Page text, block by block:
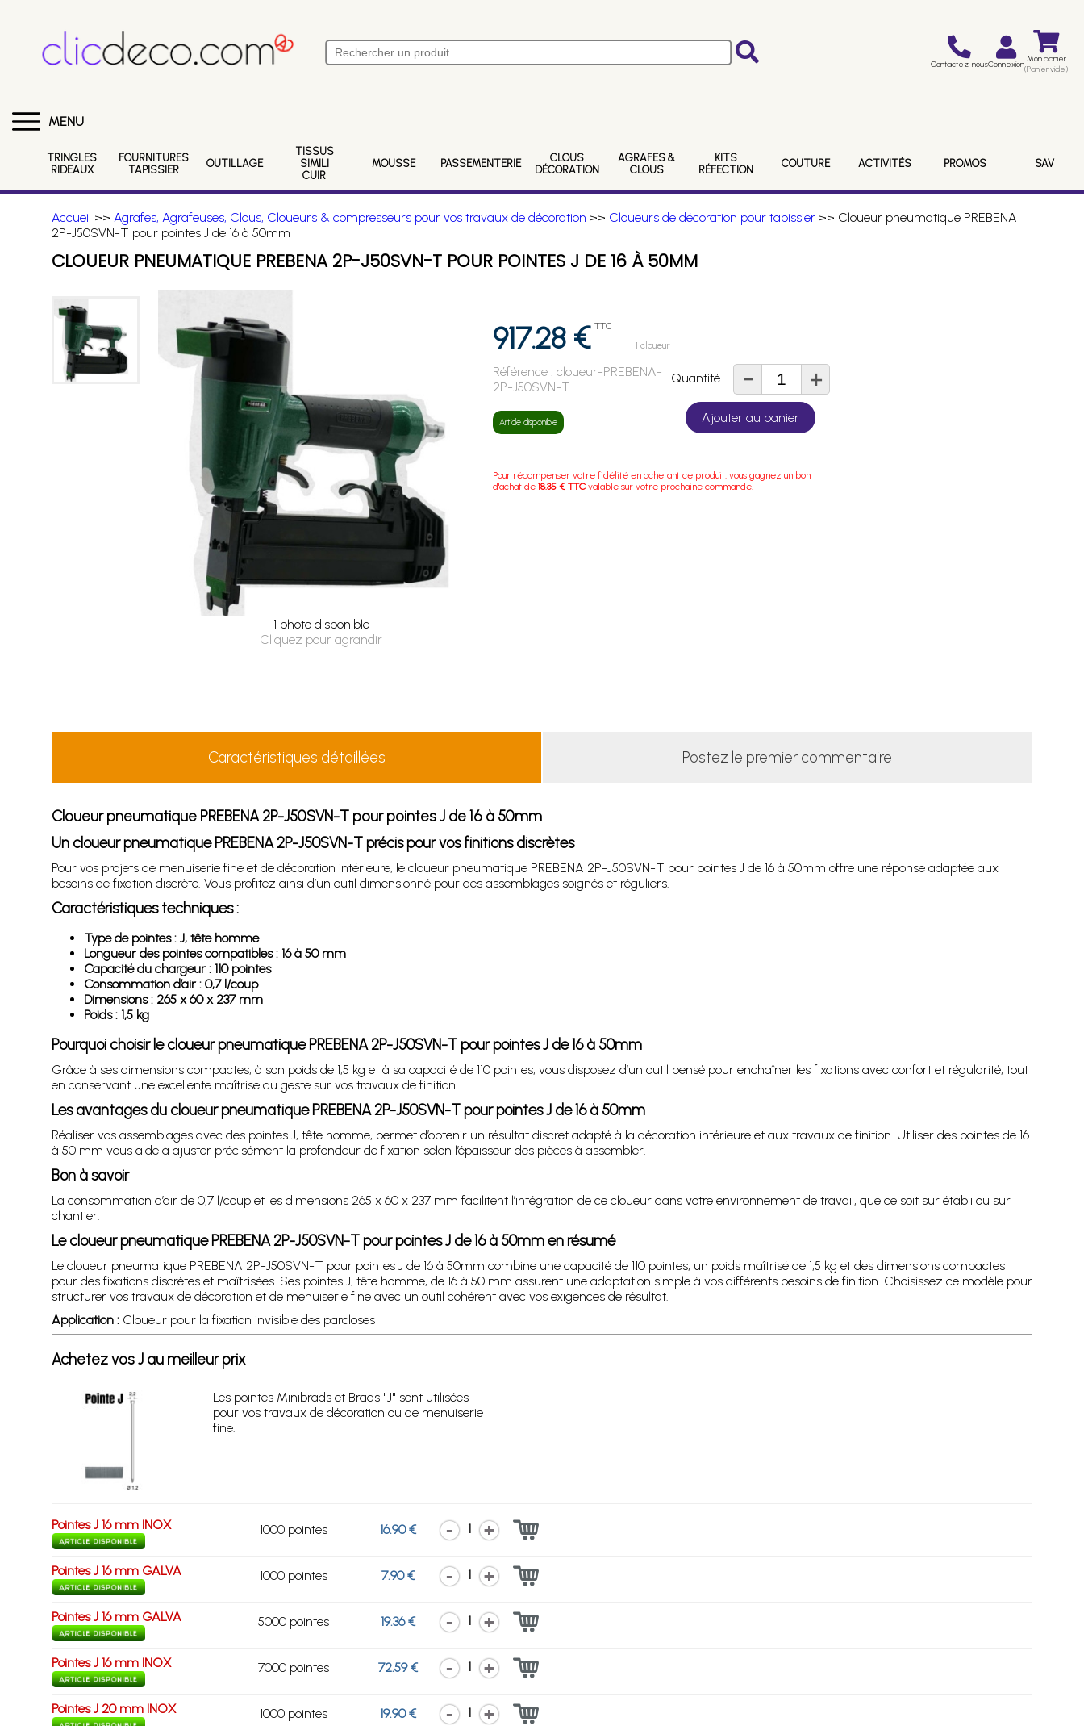
Contactez-nousConnexion Mon panier
(Panier vide)
MENU
TRINGLES
RIDEAUX
FOURNITURES
TAPISSIER
OUTILLAGE
TISSUS
SIMILI
CUIR
MOUSSE PASSEMENTERIE
CLOUS
DÉCORATION
AGRAFES &
CLOUS
KITS
RÉFECTION
COUTURE ACTIVITÉS PROMOS SAV
Accueil >> Agrafes, Agrafeuses, Clous, Cloueurs & compresseurs pour vos travaux de décoration >> Cloueurs de décoration pour tapissier>> Cloueur pneumatique PREBENA
2P-J50SVN-T pour pointes J de 16 à 50mm
CLOUEUR PNEUMATIQUE PREBENA 2P-J50SVN-T POUR POINTES J DE 16 À 50MM
1 photo disponible
Cliquez pour agrandir
917.28 € TTC
1 cloueur
Référence :cloueur-PREBENA-
2P-J50SVN-T
Article disponible
Quantité - +
Ajouter au panier
Pour récompenser votre fidélité en achetant ce produit, vous gagnez un bon
d'achat de18.35 € TTC valable sur votre prochaine commande.
Caractéristiques détaillées Postez le premier commentaire
Cloueur pneumatique PREBENA 2P-J50SVN-T pour pointes J de 16 à 50mm
Un cloueur pneumatique PREBENA 2P-J50SVN-T précis pour vos finitions discrètes
Pour vos projets de menuiserie fine et de décoration intérieure, le cloueur pneumatique PREBENA 2P-J50SVN-T pour pointes J de 16 à 50mm offre une réponse adaptée aux
besoins de fixation discrète. Vous profitez ainsi d’un outil dimensionné pour des assemblages soignés et réguliers.
Caractéristiques techniques :
Type de pointes : J, tête homme
Longueur des pointes compatibles : 16 à 50 mm
Capacité du chargeur : 110 pointes
Consommation d’air : 0,7 l/coup
Dimensions : 265 x 60 x 237 mm
Poids : 1,5 kg
Pourquoi choisir le cloueur pneumatique PREBENA 2P-J50SVN-T pour pointes J de 16 à 50mm
Grâce à ses dimensions compactes, à son poids de 1,5 kg et à sa capacité de 110 pointes, vous disposez d’un outil pensé pour enchaîner les fixations avec confort et régularité, tout
en conservant une excellente maîtrise du geste sur vos travaux de finition.
Les avantages du cloueur pneumatique PREBENA 2P-J50SVN-T pour pointes J de 16 à 50mm
Réaliser vos assemblages avec des pointes J, tête homme, permet d’obtenir un résultat discret adapté à la décoration intérieure et aux travaux de finition. Utiliser des pointes de 16
à 50 mm vous aide à ajuster précisément la profondeur de fixation selon l’épaisseur des pièces à assembler.
Bon à savoir
La consommation d’air de 0,7 l/coup et les dimensions 265 x 60 x 237 mm facilitent l’intégration de ce cloueur dans votre environnement de travail, que ce soit sur établi ou sur
chantier.
Le cloueur pneumatique PREBENA 2P-J50SVN-T pour pointes J de 16 à 50mm en résumé
Le cloueur pneumatique PREBENA 2P-J50SVN-T pour pointes J de 16 à 50mm combine une capacité de 110 pointes, un poids maîtrisé de 1,5 kg et des dimensions compactes
pour des fixations discrètes et maîtrisées. Ses pointes J, tête homme, de 16 à 50 mm assurent une adaptation simple à vos différents besoins de finition. Choisissez ce modèle pour
structurer vos travaux de décoration et de menuiserie fine avec un outil cohérent avec vos exigences de résultat.
Application :Cloueur pour la fixation invisible des parcloses
Achetez vos J au meilleur prix
Les pointes Minibrads et Brads "J" sont utilisées
pour vos travaux de décoration ou de menuiserie
fine.
Pointes J 16 mm INOX 1000 pointes 16.90 € 1
Pointes J 16 mm GALVA 1000 pointes 7.90 € 1
Pointes J 16 mm GALVA 5000 pointes 19.36 € 1
Pointes J 16 mm INOX 7000 pointes 72.59 € 1
Pointes J 20 mm INOX 1000 pointes 19.90 € 1